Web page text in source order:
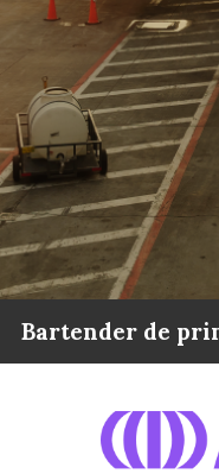
Bartender de